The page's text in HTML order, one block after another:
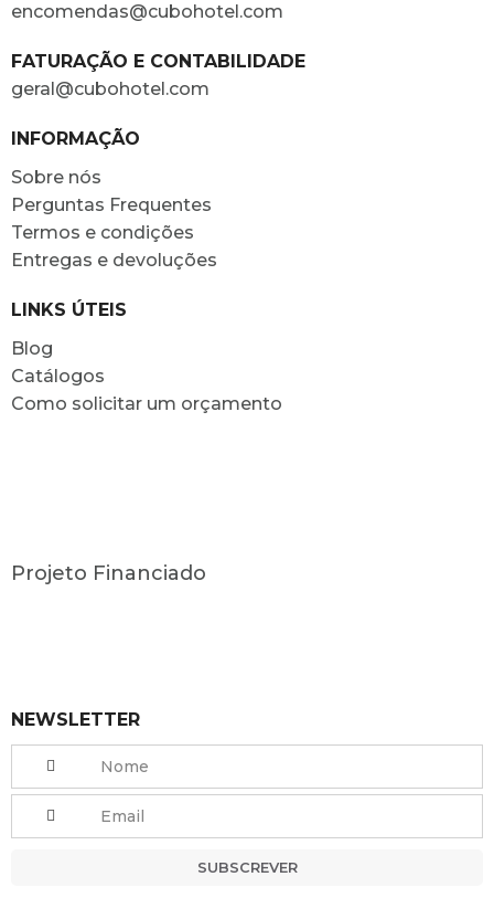
encomendas@cubohotel.com
FATURAÇÃO E CONTABILIDADE
geral@cubohotel.com
INFORMAÇÃO
Sobre nós
Perguntas Frequentes
Termos e condições
Entregas e devoluções
LINKS ÚTEIS
Blog
Catálogos
Como solicitar um orçamento
Projeto Financiado
NEWSLETTER
SUBSCREVER